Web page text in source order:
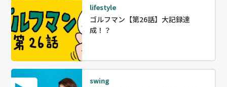
lifestyle
ゴルフマン【第26話】大記録達
成！？
swing